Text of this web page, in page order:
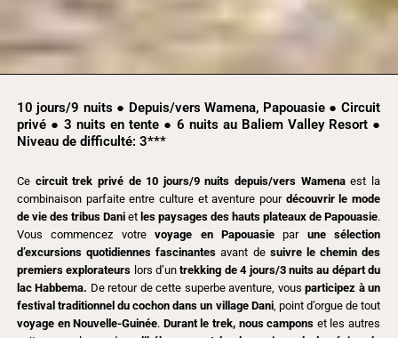
10 jours/9 nuits ● Depuis/vers Wamena, Papouasie ● Circuit
privé ● 3 nuits en tente ● 6 nuits au Baliem Valley Resort ●
Niveau de difficulté: 3***
Ce circuit trek privé de 10 jours/9 nuits depuis/vers Wamenaest la
combinaison parfaite entre culture et aventure pour découvrir le mode
de vie des tribus Dani et les paysages des hauts plateaux de Papouasie.
Vous commencez votrevoyage en Papouasiepar une sélection
d’excursions quotidiennes fascinantes avant de suivre le chemin des
premiers explorateurs lors d’untrekking de 4 jours/3 nuits au départ du
lac Habbema. De retour de cette superbe aventure, vousparticipez à un
festival traditionnel du cochon dans un village Dani, point d’orgue de tout
voyage en Nouvelle-Guinée. Durant le trek, nous campons et les autres